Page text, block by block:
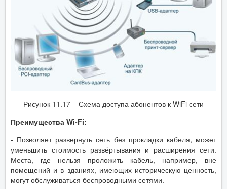
Рисунок 11.17 – Схема доступа абонентов к WiFi сети
Преимущества Wi-Fi:
- Позволяет развернуть сеть без прокладки кабеля, может
уменьшить стоимость развёртывания и расширения сети.
Места, где нельзя проложить кабель, например, вне
помещений и в зданиях, имеющих историческую ценность,
могут обслуживаться беспроводными сетями.